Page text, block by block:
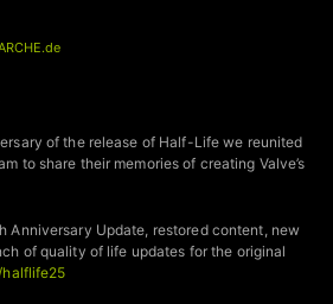
of the release of Half-Life we reunited
to share their memories of creating Valve’s
Anniversary Update, restored content, new
of quality of life updates for the original